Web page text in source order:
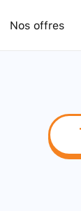
Nos offres